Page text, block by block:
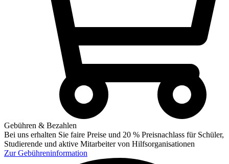
Gebühren & Bezahlen
Bei uns erhalten Sie faire Preise und 20 % Preisnachlass für Schüler,
Studierende und aktive Mitarbeiter von Hilfsorganisationen
ZurGebühreninformation